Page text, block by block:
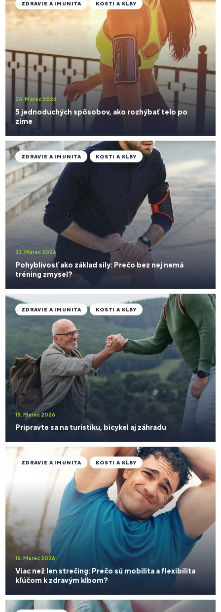
26. Marec 2026
5 jednoduchých spôsobov, ako rozhýbať telo po
zime
ZDRAVIE A IMUNITA KOSTI A KĹBY
23. Marec 2026
Pohyblivosť ako základ sily: Prečo bez nej nemá
tréning zmysel?
ZDRAVIE A IMUNITA KOSTI A KĹBY
19. Marec 2026
Pripravte sa na turistiku, bicykel aj záhradu
ZDRAVIE A IMUNITA KOSTI A KĹBY
16. Marec 2026
Viac než len strečing: Prečo sú mobilita a flexibilita
kľúčom k zdravým kĺbom?
ZDRAVIE A IMUNITA KOSTI A KĹBY